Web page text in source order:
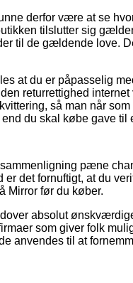
derfor være at se
tilslutter sig
til de gældende love.
at du er påpasselig
returrettighed
så man når
du skal købe gave til
pæne
er det fornuftigt, at du
Mirror før du køber.
absolut
som giver folk
anvendes til at